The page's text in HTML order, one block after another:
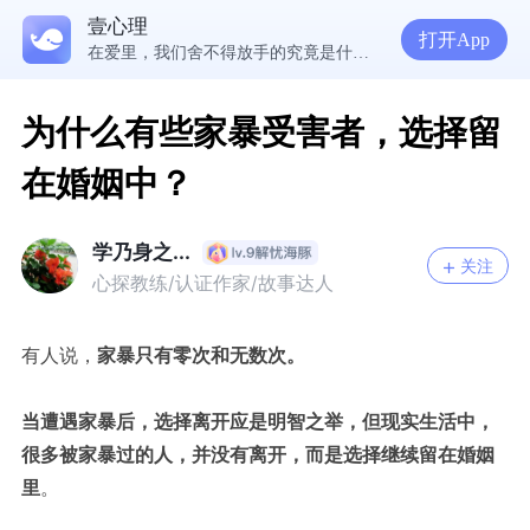
壹心理
5300万人在这里获得专业心理帮助
打开App
为什么有些家暴受害者，选择留
在婚姻中？
学乃身之...
心探教练/认证作家/故事达人
关注
有人说， 家暴只有零次和无数次。
当遭遇家暴后，选择离开应是明智之举，但现实生活中，
很多被家暴过的人，并没有离开，而是选择继续留在婚姻
里。